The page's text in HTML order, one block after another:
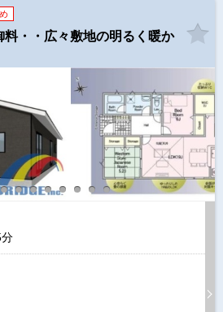
・・広々敷地の明るく暖か
分